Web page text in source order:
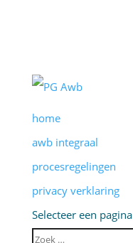
home
awb integraal
procesregelingen
privacy verklaring
Selecteer een pagina